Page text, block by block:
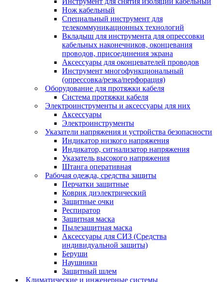
Нож кабельный
Специальный инструмент для
телекоммуникационных технологий
Вкладыш для инструмента для опрессовки
кабельных наконечников, оконцевания
проводов, присоединения экрана
Аксессуары для оконцевателей проводов
Инструмент многофункциональный
(опрессовка/резка/перфорация)
Оборудование для протяжки кабеля
Система протяжки кабеля
Электроинструменты и аксессуары для них
Аксессуары
Электроинструменты
Указатели напряжения и устройства безопасности
Индикатор низкого напряжения
Индикатор, сигнализатор напряжения
Указатель высокого напряжения
Штанга оперативная
Рабочая одежда, средства защиты
Перчатки защитные
Коврик диэлектрический
Защитные очки
Респиратор
Защитная маска
Пылезащитная маска
Аксессуары для СИЗ (Средства
индивидуальной защиты)
Беруши
Наушники
Защитный шлем
Климатические и инженерные системы